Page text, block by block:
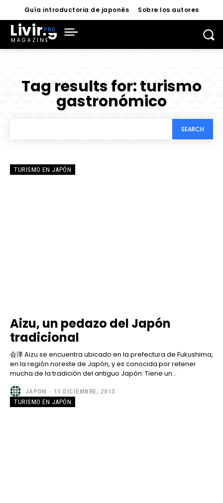
Guía introductoria de japonés Sobre los autores
Living
MAGAZINE
Tag results for:turismo
gastronómico
SEARCH
TURISMO EN JAPÓN
Aizu, un pedazo del Japón
tradicional
会津 Aizu se encuentra ubicado en la prefectura de Fukushima,
en la región noreste de Japón, y es conocida por retener
mucha de la tradición del antiguo Japón: Tiene un...
JAPON - 11 DICIEMBRE, 2013
TURISMO EN JAPÓN